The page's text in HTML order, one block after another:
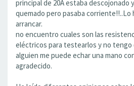
principal de 20A estaba
quemado pero pasaba corriente!!..Lo
arrancar.
no encuentro cuales son las
eléctricos para testearlos y no tengo
alguien me puede echar una mano
agradecido.